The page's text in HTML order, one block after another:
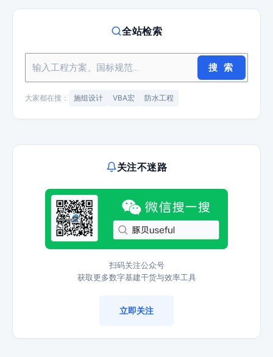
全站检索
搜 索
大家都在搜： 施组设计 VBA宏 防水工程
关注不迷路
扫码关注公众号
获取更多数字基建干货与效率工具
立即关注